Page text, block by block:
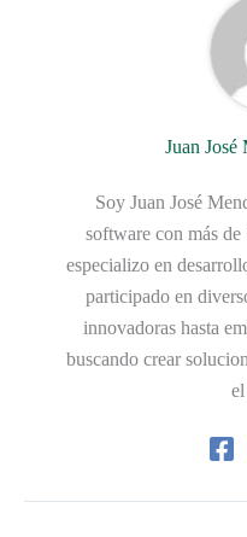
Juan José
Soy Juan José
software con más
especializo en
participado en
innovadoras hasta
buscando crear